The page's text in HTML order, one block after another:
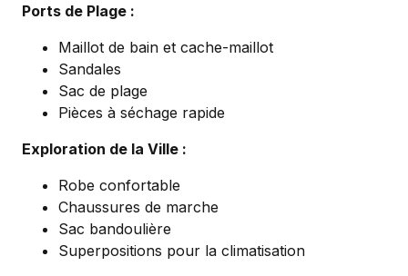
Ports de Plage :
Maillot de bain et cache-maillot
Sandales
Sac de plage
Pièces à séchage rapide
Exploration de la Ville :
Robe confortable
Chaussures de marche
Sac bandoulière
Superpositions pour la climatisation